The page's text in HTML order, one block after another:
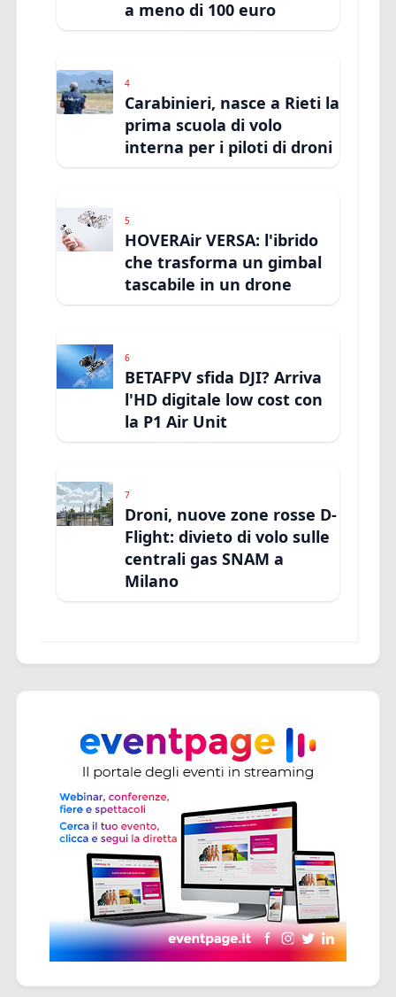
a meno di 100 euro
4
Carabinieri, nasce a Rieti la
prima scuola di volo
interna per i piloti di droni
5
HOVERAir VERSA: l'ibrido
che trasforma un gimbal
tascabile in un drone
6
BETAFPV sfida DJI? Arriva
l'HD digitale low cost con
la P1 Air Unit
7
Droni, nuove zone rosse D-
Flight: divieto di volo sulle
centrali gas SNAM a
Milano